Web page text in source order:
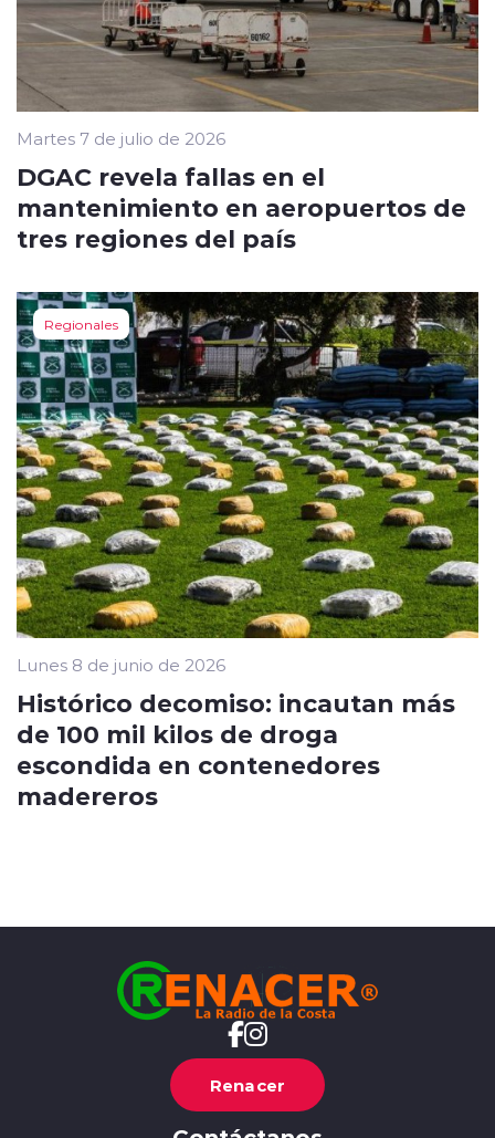
Martes 7 de julio de 2026
DGAC revela fallas en el
mantenimiento en aeropuertos de
tres regiones del país
Regionales
Lunes 8 de junio de 2026
Histórico decomiso: incautan más
de 100 mil kilos de droga
escondida en contenedores
madereros
Renacer